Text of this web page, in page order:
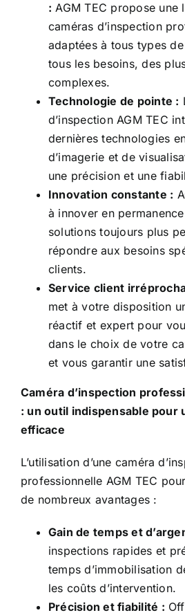
: AGM TEC propose une
caméras d’inspection
adaptées à tous types
tous les besoins, des
complexes.
Technologie de pointe :
d’inspection AGM TEC
dernières technologies
d’imagerie et de
une précision et une
Innovation constante :
à innover en
solutions toujours plus
répondre aux besoins
clients.
Service client
met à votre disposition
réactif et expert pour
dans le choix de votre
et vous garantir une
Caméra d’inspection
: un outil indispensable pour
efficace
L’utilisation d’une caméra
professionnelle AGM TEC
de nombreux avantages :
Gain de temps et
inspections rapides et
temps d’immobilisation
les coûts d’intervention.
Précision et fiabilité :